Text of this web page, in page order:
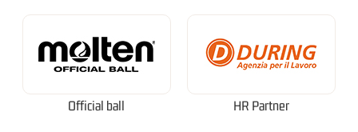
Official ball HR Partner